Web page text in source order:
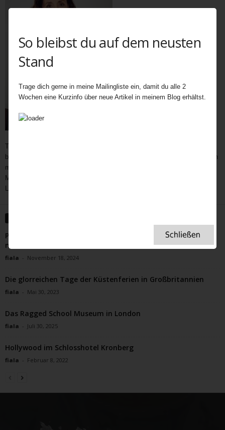
Teatime als wichtiger und immer noch unerschöpflicher Bestandteil der
britischen Kultur bietet Gelegenheit zum Austausch auf vielen Ebenen. In
meine Teatime gehören Gespräche,
Menschen außerhalb des Rampenlichts, die aber Besonderes in ihrem
Leben geleistet haben, Menschen, die eine Inspiration für uns sind.
Panettone Trifle einfach zum Verlieben Weihnachtsdessert
mit Wow-Faktor
fiala - November 18, 2024
Die glorreichen Tage der Küstenferien in Großbritannien
fiala - Mai 30, 2023
Das Ragged School Museum in London
fiala - Juli 30, 2025
Hollywood im Schlosshotel Kronberg
fiala - Februar 8, 2022
So bleibst du auf dem neusten
Stand
Trage dich gerne in meine Mailingliste ein, damit du alle 2
Wochen eine Kurzinfo über neue Artikel in meinem Blog erhältst.